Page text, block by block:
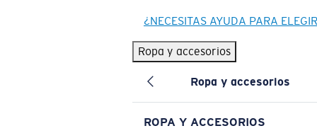
¿NECESITAS AYUDA PARA
Ropa y accesorios
Ropa y accesorios
ROPA Y ACCESORIOS